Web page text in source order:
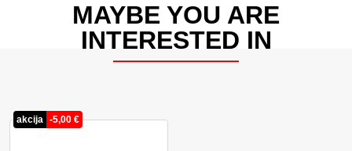
MAYBE YOU ARE
INTERESTED IN
akcija -5,00 €